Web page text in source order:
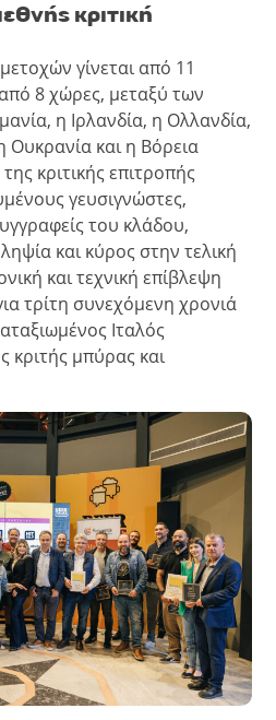
κριτική
γίνεται από 11
8 χώρες, μεταξύ των
η Ιρλανδία, η Ολλανδία,
Ουκρανία και η Βόρεια
κριτικής επιτροπής
γευσιγνώστες,
του κλάδου,
και κύρος στην τελική
και τεχνική επίβλεψη
τρίτη συνεχόμενη χρονιά
Ιταλός
κριτής μπύρας και